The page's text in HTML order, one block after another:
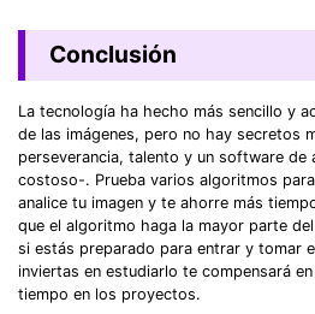
Conclusión
La tecnología ha hecho más sencillo y
de las imágenes, pero no hay secretos
perseverancia, talento y un software de
costoso-. Prueba varios algoritmos
analice tu imagen y te ahorre más
que el algoritmo haga la mayor parte
si estás preparado para entrar y tomar
inviertas en estudiarlo te compensará
tiempo en los proyectos.